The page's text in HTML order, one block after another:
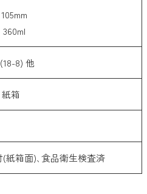
8) 他
箱
(紙箱面)､食品衛生検査済